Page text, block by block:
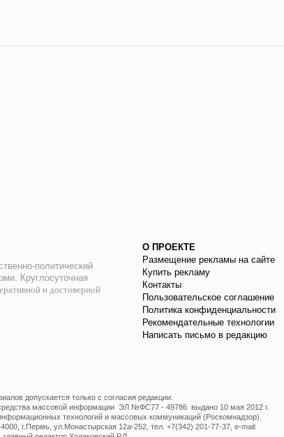
политический
Круглосуточная
и достоверной
О ПРОЕКТЕ
Размещение рекламы на сайте
Купить рекламу
Контакты
Пользовательское соглашение
Политика конфиденциальности
Рекомендательные технологии
Написать письмо в редакцию
допускается только с согласия редакции.
средства массовой информации ЭЛ №ФС77 - 49786 выдано 10 мая 2012 г.
технологий и массовых коммуникаций (Роскомнадзор).
г.Пермь, ул.Монастырская 12а-252, тел. +7(342) 201-77-37, e-mail: